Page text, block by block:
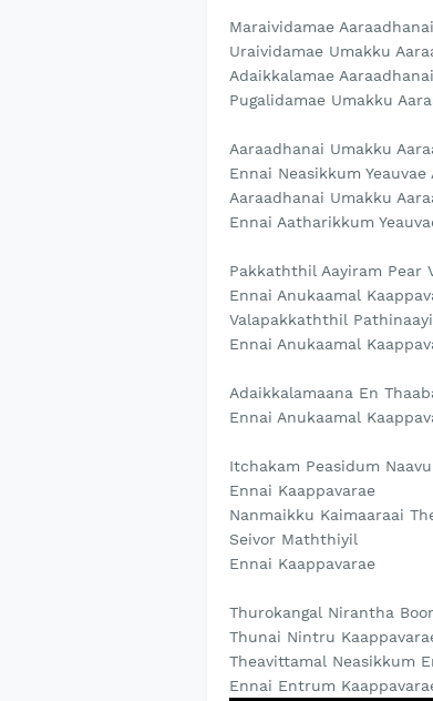
Maraividamae Aaraadhanai
Uraividamae Umakku
Adaikkalamae Aaraadhanai
Pugalidamae Umakku
Aaraadhanai Umakku
Ennai Neasikkum Yeauvae
Aaraadhanai Umakku
Ennai Aatharikkum
Pakkaththil Aayiram Pear
Ennai Anukaamal
Valapakkaththil
Ennai Anukaamal
Adaikkalamaana En
Ennai Anukaamal
Itchakam Peasidum
Ennai Kaappavarae
Nanmaikku Kaimaaraai
Seivor Maththiyil
Ennai Kaappavarae
Thurokangal Nirantha
Thunai Nintru
Theavittamal Neasikkum
Ennai Entrum